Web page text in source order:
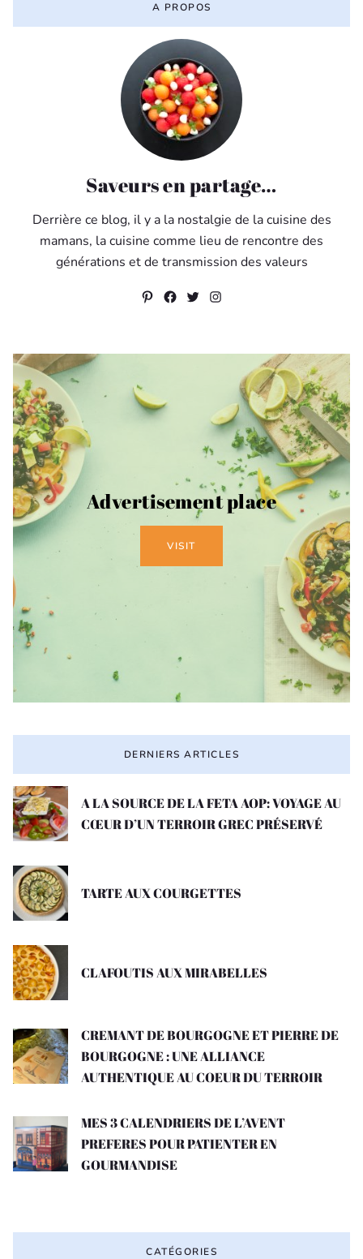
A PROPOS
Saveurs en partage…
Derrière ce blog, il y a la nostalgie de la cuisine des
mamans, la cuisine comme lieu de rencontre des
générations et de transmission des valeurs
Pinterest
Facebook
Twitter
Instagram
Advertisement place
VISIT
DERNIERS ARTICLES
A LA SOURCE DE LA FETA AOP: VOYAGE AU
CŒUR D’UN TERROIR GREC PRÉSERVÉ
TARTE AUX COURGETTES
CLAFOUTIS AUX MIRABELLES
CREMANT DE BOURGOGNE ET PIERRE DE
BOURGOGNE : UNE ALLIANCE
AUTHENTIQUE AU COEUR DU TERROIR
MES 3 CALENDRIERS DE L’AVENT
PREFERES POUR PATIENTER EN
GOURMANDISE
CATÉGORIES